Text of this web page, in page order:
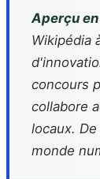
Aperçu
Wikipédia
concours
collabore
locaux.
monde